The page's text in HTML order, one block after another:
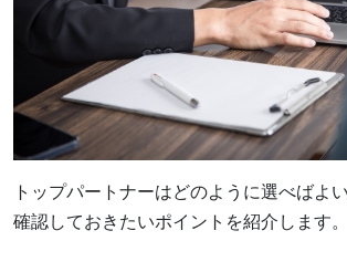
トップパートナーはどのように選べばよ
確認しておきたいポイントを紹介します。